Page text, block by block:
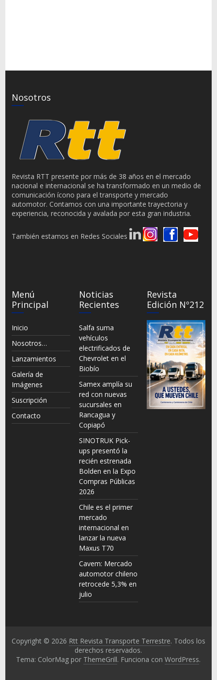
Nosotros
Revista RTT presente por más de 38 años en el mercado
nacional e internacional se ha transformado en un medio de
comunicación ícono para el transporte y mercado
automotor. Contamos con una importante trayectoria y
experiencia, reconocida y avalada por esta gran industria.
También estamos en Redes Sociales
Menú
Principal
Inicio
Nosotros…
Lanzamientos
Galería de
Imágenes
Suscripción
Contacto
Noticias
Recientes
Salfa suma
vehículos
electrificados de
Chevrolet en el
Biobío
Samex amplía su
red con nuevas
sucursales en
Rancagua y
Copiapó
SINOTRUK Pick-
ups presentó la
recién estrenada
Bolden en la Expo
Compras Públicas
2026
Chile es el primer
mercado
internacional en
lanzar la nueva
Maxus T70
Cavem: Mercado
automotor chileno
retrocede 5,3% en
julio
Revista
Edición Nº212
Copyright © 2026 Rtt Revista Transporte Terrestre. Todos los
derechos reservados.
Tema: ColorMag por ThemeGrill. Funciona conWordPress.